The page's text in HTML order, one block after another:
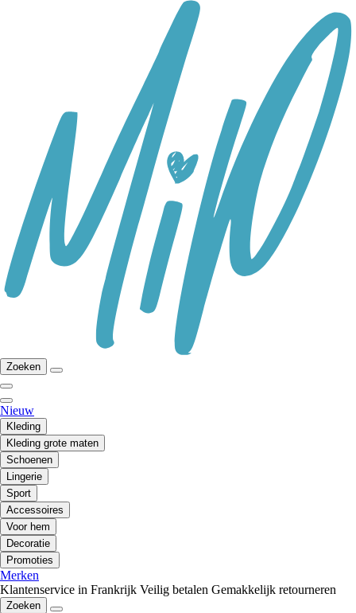
Zoeken
Nieuw
Kleding
Kleding grote maten
Schoenen
Lingerie
Sport
Accessoires
Voor hem
Decoratie
Promoties
Merken
Klantenservice in Frankrijk Veilig betalen Gemakkelijk retourneren
Zoeken